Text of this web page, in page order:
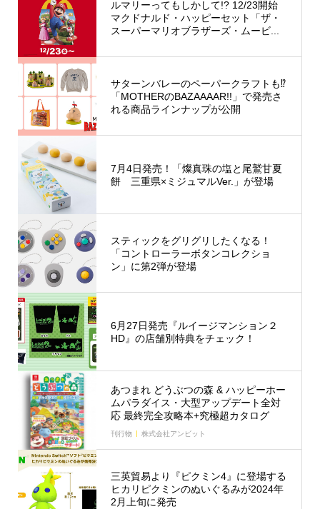
ルマリーってもしかして!? 12/23開始
マクドナルド・ハッピーセット「ザ・
スーパーマリオブラザーズ・ムービ...
サターンバレーのペーパークラフトも⁉︎
「MOTHERのBAZAAAAR!!」で発売さ
れる商品ラインナップが公開
7月4日発売！「燦真珠の塩と尾鷲甘夏
餅 三重県×ミジュマルVer.」が登場
スティックをグリグリしたくなる！
「コントローラーボタンコレクショ
ン」に第2弾が登場
6月27日発売『ルイージマンション２
HD』の店舗別特典をチェック！
あつまれ どうぶつの森 & ハッピーホー
ムパラダイス・大型アップデート全対
応 最終完全攻略本+究極超カタログ
刊行物 株式会社アンビット
三英貿易より『ピクミン4』に登場する
ヒカリピクミンのぬいぐるみが2024年
2月上旬に発売